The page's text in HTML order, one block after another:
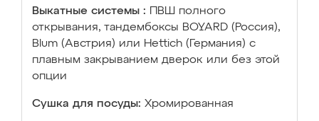
Выкатные системы :
ПВШ полного
открывания, тандембоксы BOYARD (Россия),
Blum (Австрия) или Hettich (Германия) с
плавным закрыванием дверок или без этой
опции
Сушка для посуды: Хромированная